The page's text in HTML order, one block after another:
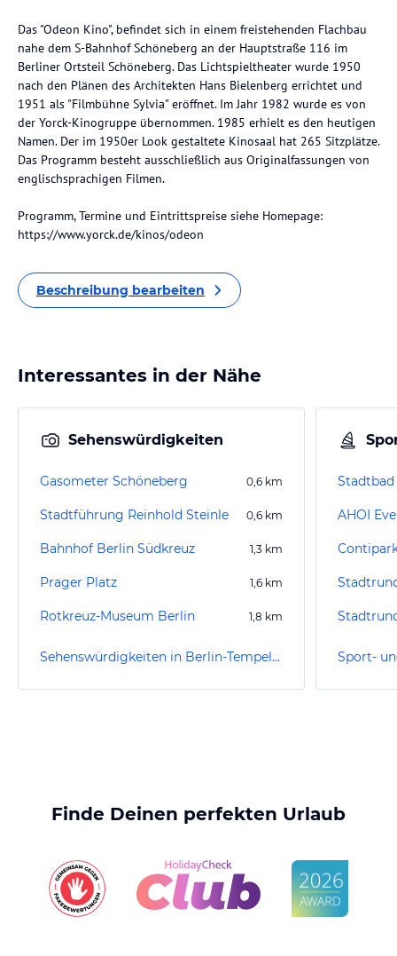
Das "Odeon Kino", befindet sich in einem freistehenden Flachbau
nahe dem S-Bahnhof Schöneberg an der Hauptstraße 116 im
Berliner Ortsteil Schöneberg. Das Lichtspieltheater wurde 1950
nach den Plänen des Architekten Hans Bielenberg errichtet und
1951 als "Filmbühne Sylvia" eröffnet. Im Jahr 1982 wurde es von
der Yorck-Kinogruppe übernommen. 1985 erhielt es den heutigen
Namen. Der im 1950er Look gestaltete Kinosaal hat 265 Sitzplätze.
Das Programm besteht ausschließlich aus Originalfassungen von
englischsprachigen Filmen.
Programm, Termine und Eintrittspreise siehe Homepage:
https://www.yorck.de/kinos/odeon
Beschreibung bearbeiten
Interessantes in der Nähe
Sehenswürdigkeiten
Gasometer Schöneberg 0,6 km
Stadtführung Reinhold Steinle 0,6 km
Bahnhof Berlin Südkreuz 1,3 km
Prager Platz 1,6 km
Rotkreuz-Museum Berlin 1,8 km
Sehenswürdigkeiten in Berlin-Tempelhof-Schöneberg
AHOI
Finde Deinen perfekten Urlaub